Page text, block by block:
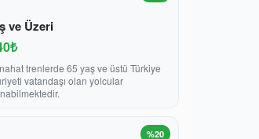
ve Üzeri
trenlerde 65 yaş ve üstü Türkiye
vatandaşı olan yolcular
%20